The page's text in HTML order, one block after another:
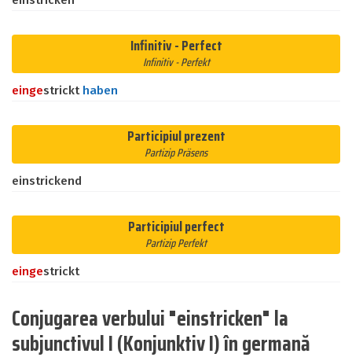
Infinitiv - Perfect
Infinitiv - Perfekt
eingestrickt haben
Participiul prezent
Partizip Präsens
einstrickend
Participiul perfect
Partizip Perfekt
eingestrickt
Conjugarea verbului "einstricken" la
subjunctivul I (Konjunktiv I) în germană